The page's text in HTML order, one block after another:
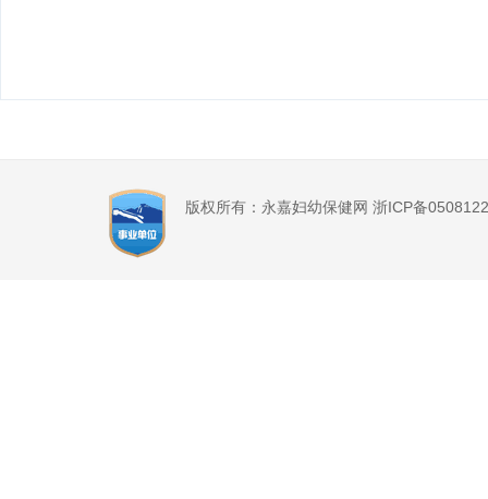
版权所有：永嘉妇幼保健网 浙ICP备